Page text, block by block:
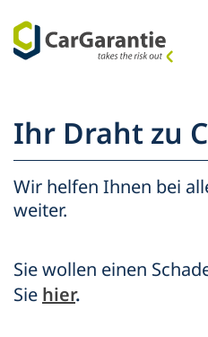
Partner
Partner
Karriere
Ihr Draht zu
Wir helfen Ihnen bei
weiter.
Sie wollen einen
Sie hier.